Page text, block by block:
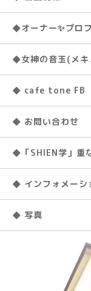
◆オーナー✨プロ
◆女神の音玉(メキ
◆ cafe tone FB
◆ お問い合わせ
◆「SHIEN学」重
◆ インフォメーシ
◆ 写真